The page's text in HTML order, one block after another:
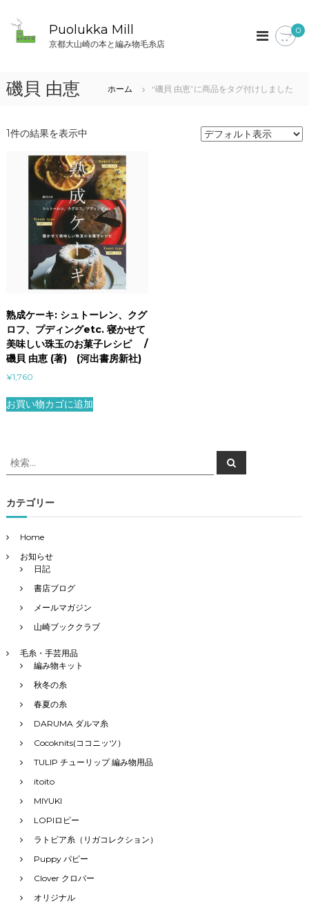
ス
プ
Puolukka Mill
京都大山崎の本と編み物毛糸店
0
磯貝 由恵 ホーム “磯貝 由恵”に商品をタグ付けしました
1件の結果を表示中
熟成ケーキ: シュトーレン、クグ
ロフ、プディングetc. 寝かせて
美味しい珠玉のお菓子レシピ /
磯貝 由恵 (著) (河出書房新社)
¥1,760
お買い物カゴに追加
検
索
象
:
検
索
カテゴリー
Home
お知らせ
日記
書店ブログ
メールマガジン
山崎ブッククラブ
毛糸・手芸用品
編み物キット
秋冬の糸
春夏の糸
DARUMA ダルマ糸
Cocoknits(ココニッツ）
TULIP チューリップ 編み物用品
itoito
MIYUKI
LOPIロピー
ラトビア糸（リガコレクション）
Puppy パピー
Clover クロバー
オリジナル